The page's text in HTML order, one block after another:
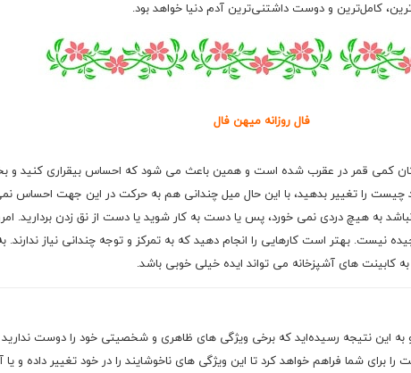
کامل‌ترین و دوست داشتنی‌ترین آدم دنیا خواهد بود.
فال روزانه میهن فال
کمی قمر در عقرب شده است و همین باعث می شود که احساس بیقراری کنید و
چیست را تغییر بدهید، با این حال میل چندانی هم به حرکت در این جهت احساس
به هیچ دردی نمی خورد، پس یا دست به کار شوید یا دست از نق زدن بردارید.
نیست. بهتر است کارهایی را انجام دهید که به تمرکز و توجه چندانی نیاز ندارند.
به کابینت های آشپزخانه می تواند ایده خیلی خوبی باشد.
و به این نتیجه رسیده‌اید که برخی ویژگی های ظاهری و شخصیتی خود را دوست
برای شما فراهم خواهد کرد تا این ویژگی های ناخوشایند را در خود تغییر داده و یا